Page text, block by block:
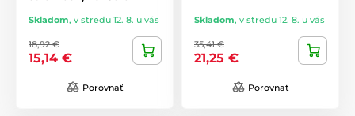
Skladom, v stredu 12. 8. u vás
18,92 €
15,14 €
Porovnať
Skladom, v stredu 12. 8. u vás
35,41 €
21,25 €
Porovnať